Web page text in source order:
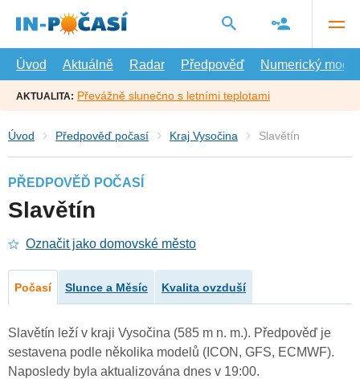
hlavní
Úvod
Aktuálně Radar Předpověď Numerický model
AKTUALITA: Převážně slunečno s letními teplotami
Úvod Předpověď počasí Kraj Vysočina Slavětín
PŘEDPOVĚĎ POČASÍ
Slavětín
Označit jako domovské město
Počasí Slunce a Měsíc Kvalita ovzduší
Slavětín leží v kraji Vysočina (585 m n. m.). Předpověď je
sestavena podle několika modelů (ICON, GFS, ECMWF).
Naposledy byla aktualizována dnes v 19:00.